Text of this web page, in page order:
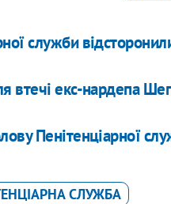
служби
втечі екс-нардепа
Пенітенціарної
СЛУЖБА